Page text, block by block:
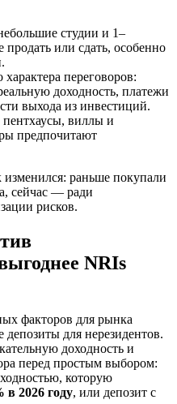
студии и 1–
или сдать, особенно
переговоров:
доходность, платежи
выхода из инвестиций.
пентхаусы, виллы и
предпочитают
изменился: раньше покупали
сейчас — ради
рисков.
NRIs
факторов для рынка
для нерезидентов.
доходность и
перед простым выбором:
которую
в 2026 году, или депозит с